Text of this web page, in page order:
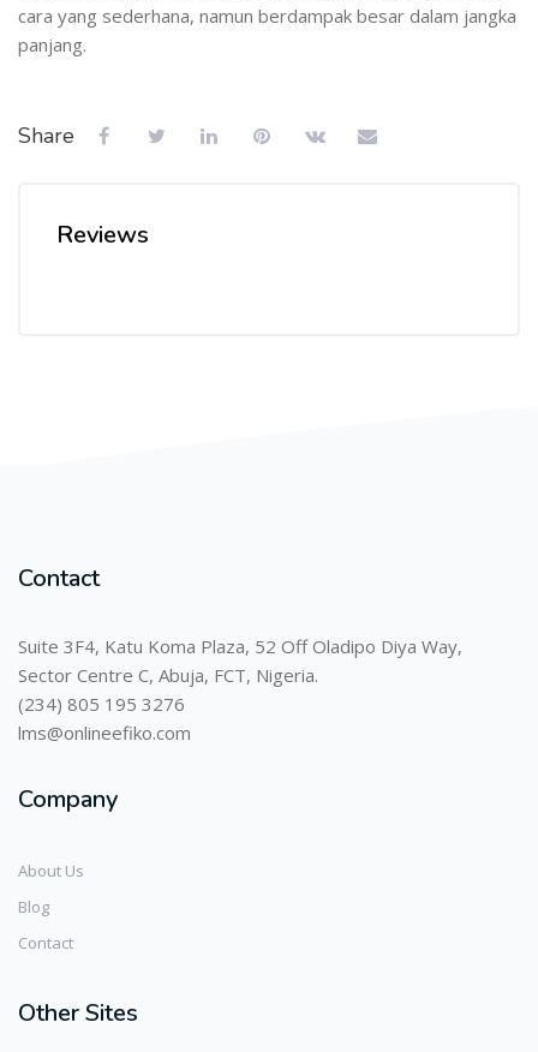
cara yang sederhana, namun berdampak besar dalam jangka
panjang.
Share
Reviews
Contact
Suite 3F4, Katu Koma Plaza, 52 Off Oladipo Diya Way,
Sector Centre C, Abuja, FCT, Nigeria.
(234) 805 195 3276
lms@onlineefiko.com
Company
About Us
Blog
Contact
Other Sites